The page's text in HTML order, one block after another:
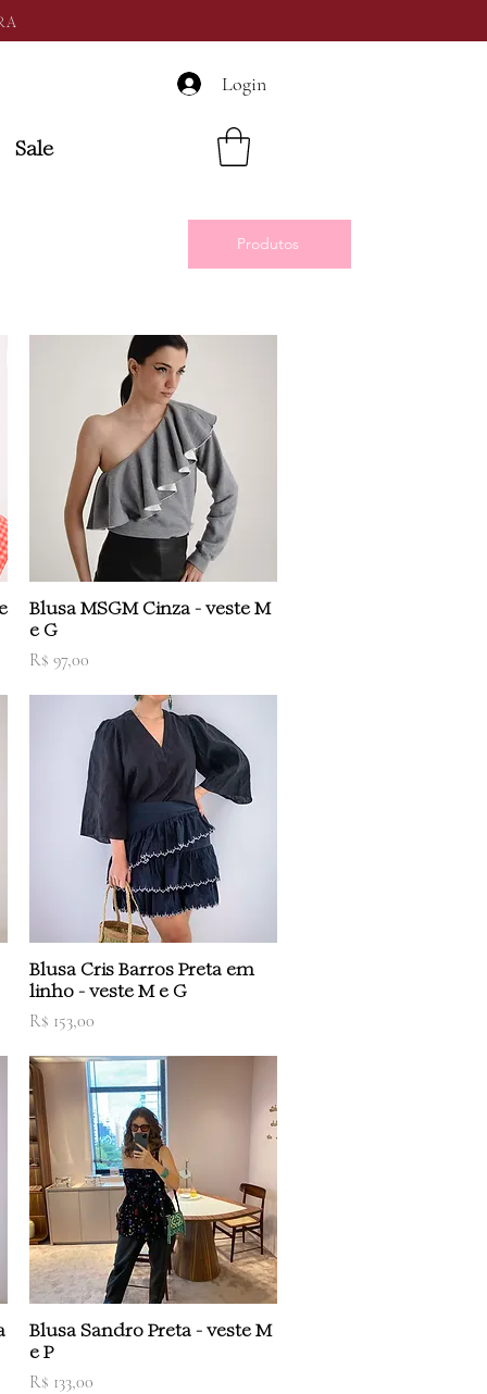
Login
Sale
Produtos
Visualização rápida
Blusa MSGM Cinza - veste M
e G
Preço
R$ 97,00
Visualização rápida
Blusa Cris Barros Preta em
linho - veste M e G
Preço
R$ 153,00
Visualização rápida
Blusa Sandro Preta - veste M
e P
Preço
R$ 133,00